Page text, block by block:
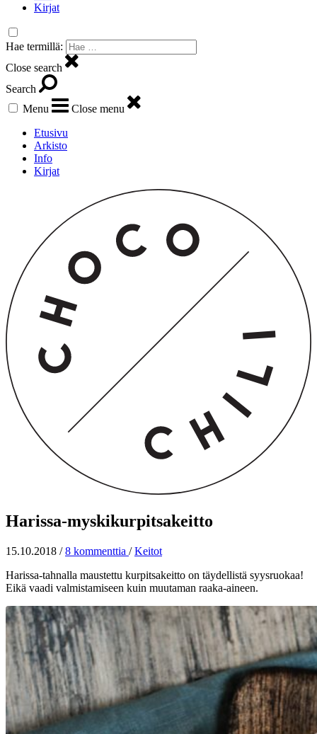
Kirjat
Hae termillä:
Close search
Search
Menu
Close menu
Etusivu
Arkisto
Info
Kirjat
Harissa-myskikurpitsakeitto
15.10.2018 / 8 kommenttia / Keitot
Harissa-tahnalla maustettu kurpitsakeitto on täydellistä syysruokaa!
Eikä vaadi valmistamiseen kuin muutaman raaka-aineen.